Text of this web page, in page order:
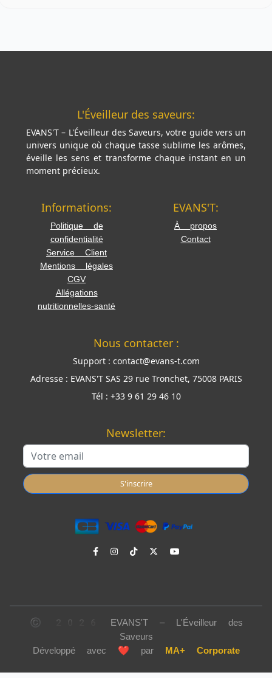
L'Éveilleur des saveurs:
EVANS'T – L'Éveilleur des Saveurs, votre guide vers un
univers unique où chaque tasse sublime les arômes,
éveille les sens et transforme chaque instant en un
moment précieux.
Informations:
Politique de
confidentialité
Service Client
Mentions légales
CGV
Allégations
nutritionnelles-santé
EVANS'T:
À propos
Contact
Nous contacter :
Support : contact@evans-t.com
Adresse : EVANS'T SAS 29 rue Tronchet, 75008 PARIS
Tél : +33 9 61 29 46 10
Newsletter:
S'inscrire
© 2026 EVANS'T – L'Éveilleur des
Saveurs
Développé avec ❤️ par MA+ Corporate